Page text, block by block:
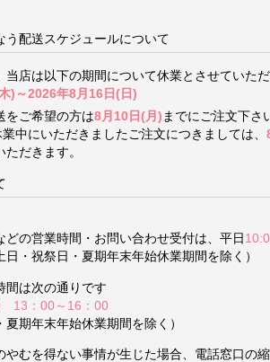
う配送スケジュールについて
当店は以下の期間について休業とさせていただ
)～2026年8月16日(日)
をご希望の方は8月10日(月) までにご注文下さ
中にいただきましたご注文につきましては、
だきます。
どの営業時間・お問い合わせ受付は、平日
日・祝祭日・夏期年末年始休業期間を除く）
間は次の通りです
13：00～16：00
夏期年末年始休業期間を除く）
むを得ない事情が生じた場合、電話窓口の